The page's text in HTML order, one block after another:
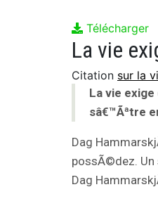
Télécharger
Citation sur la
La vie
sâ€™Ãªtre
Dag
possÃ©dez. Un
Dag